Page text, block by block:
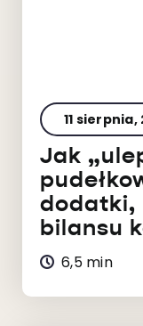
11 sierpnia,
Jak
dodatki,
bilansu
6,5 min